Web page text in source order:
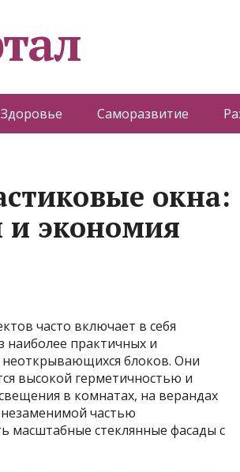
Здоровье Саморазвитие
окна:
и экономия
часто включает в себя
практичных и
неоткрывающихся блоков. Они
высокой герметичностью и
в комнатах, на верандах
незаменимой частью
масштабные стеклянные фасады с